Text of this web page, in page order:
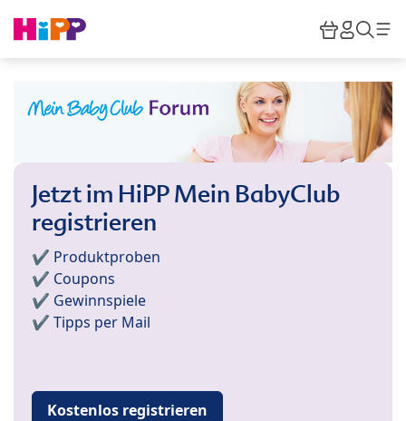
HiPP
Jetzt im HiPP Mein BabyClub
registrieren
✔️ Produktproben
✔️ Coupons
✔️ Gewinnspiele
✔️ Tipps per Mail
Kostenlos registrieren